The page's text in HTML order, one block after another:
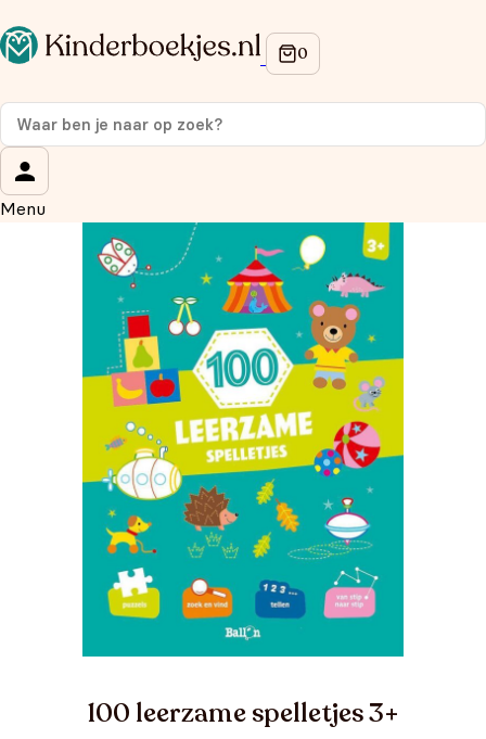
Menu
100 leerzame spelletjes 3+
Op de hoogte blijven van onze acties?
Meld je aan voor onze nieuwsbrief en ontvang
korting
Wat is je voornaam?
Wat is je e-mailadres?
Aanmelden
We gebruiken je gegevens om contact op te nemen, in
overeenstemming met onsprivacybeleid.